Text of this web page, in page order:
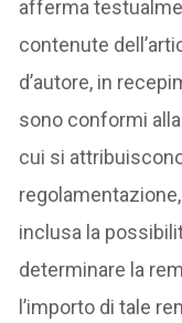
afferma
contenute
d’autore, in
sono conformi
cui si
inclusa la
determinare la
l’importo di tale